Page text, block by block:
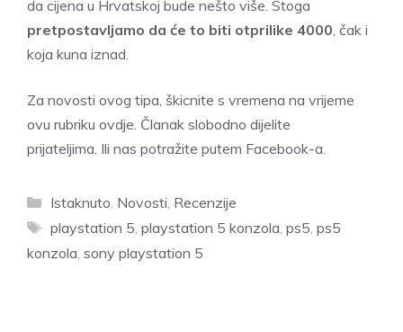
da cijena u Hrvatskoj bude nešto više. Stoga
pretpostavljamo da će to biti otprilike 4000 , čak i
koja kuna iznad.
Za novosti ovog tipa, škicnite s vremena na vrijeme
ovu rubriku ovdje. Članak slobodno dijelite
prijateljima. Ili nas potražite putem Facebook-a.
Kategorije
Istaknuto Novosti Recenzije
Oznake
playstation 5 playstation 5 konzola ps5 ps5
konzola sony playstation 5